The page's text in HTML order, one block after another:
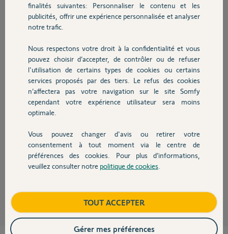
Domotique
Chauffage
Autres produits
Devis avec un pro
Contact
Gérard Martine C.
il y a 10 mois
Participer au fil de discussion
Réponses
https://boutique.somfy.fr/capteur-de-soleil-exterieur.html
https://boutique.somfy.fr/capteur-ensoleillement-et-tempe...
Par l'un de ces deux modèles.
Notez bien qu'un capteur de soleil ne peut être que extérieur.
Bonne soirée
finalités suivantes: Personnaliser le contenu et les
publicités, offrir une expérience personnalisée et analyser
notre trafic.
Nous respectons votre droit à la confidentialité et vous
pouvez choisir d’accepter, de contrôler ou de refuser
l'utilisation de certains types de cookies ou certains
services proposés par des tiers. Le refus des cookies
n’affectera pas votre navigation sur le site Somfy
cependant votre expérience utilisateur sera moins
optimale.
Vous pouvez changer d'avis ou retirer votre
consentement à tout moment via le centre de
préférences des cookies. Pour plus d’informations,
veuillez consulter notre politique de cookies
TOUT ACCEPTER
Gérer mes préférences